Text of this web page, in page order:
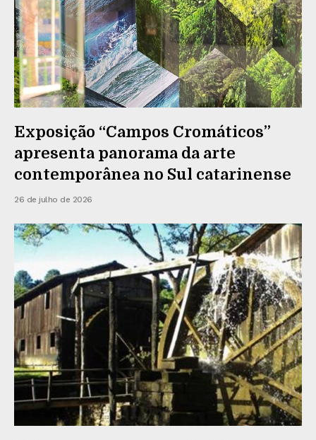
Exposição “Campos Cromáticos”
apresenta panorama da arte
contemporânea no Sul catarinense
26 de julho de 2026